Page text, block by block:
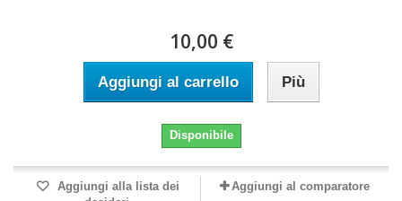
10,00 €
Aggiungi al carrello Più
Disponibile
Aggiungi alla lista dei
Aggiungi al comparatore